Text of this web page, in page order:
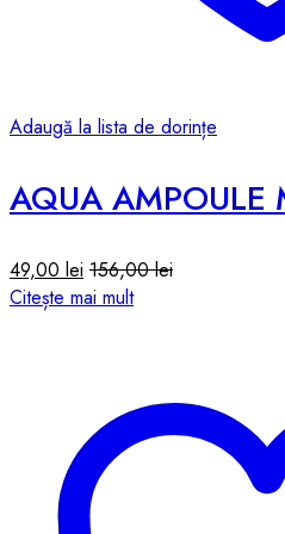
Adaugă la lista de dorințe
49,00 lei 156,00lei
Citește mai mult